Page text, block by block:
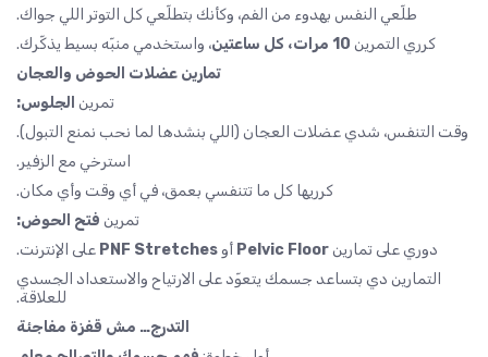
طلّعي النفس بهدوء من الفم، وكأنك بتطلّعي كل التوتر اللي جواك.
كرري التمرين 10 مرات، كل ساعتين
، واستخدمي منبّه بسيط يذكّرك.
تمارين عضلات الحوض والعجان
تمرين الجلوس:
وقت التنفس، شدي عضلات العجان (اللي بنشدها لما نحب نمنع التبول).
استرخي مع الزفير.
كرريها كل ما تتنفسي بعمق، في أي وقت وأي مكان.
تمرين فتح الحوض:
دوري على تمارين Pelvic Floor أو PNF Stretches على الإنترنت.
التمارين دي بتساعد جسمك يتعوّد على الارتياح والاستعداد الجسدي
للعلاقة.
التدرج… مش قفزة مفاجئة